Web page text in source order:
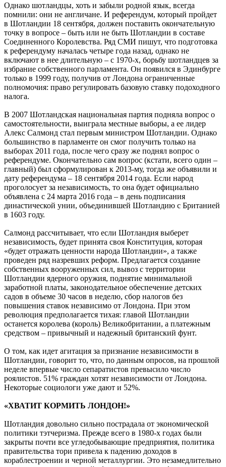
Однако шотландцы, хоть и забыли родной язык, всегда
помнили: они не англичане. И референдум, который пройдет
в Шотландии 18 сентября, должен поставить окончательную
точку в вопросе – быть или не быть Шотландии в составе
Соединенного Королевства. Ряд СМИ пишут, что подготовка
к референдуму началась четыре года назад, однако не
включают в нее длительную – с 1970-х, борьбу шотландцев за
избрание собственного парламента. Он появился в Эдинбурге
только в 1999 году, получив от Лондона ограниченные
полномочия: право регулировать базовую ставку подоходного
налога.
В 2007 Шотландская национальная партия подняла вопрос о
самостоятельности, выиграла местные выборы, а ее лидер
Алекс Салмонд стал первым министром Шотландии. Однако
большинство в парламенте он смог получить только на
выборах 2011 года, после чего сразу же поднял вопрос о
референдуме. Окончательно сам вопрос (кстати, всего один –
главный) был сформулирован к 2013-му, тогда же объявили и
дату референдума – 18 сентября 2014 года. Если народ
проголосует за независимость, то она будет официально
объявлена с 24 марта 2016 года – в день подписания
династической унии, объединившей Шотландию с Британией
в 1603 году.
Салмонд рассчитывает, что если Шотландия выберет
независимость, будет принята своя Конституция, которая
«будет отражать ценности народа Шотландии», а также
проведен ряд назревших реформ. Предлагается создание
собственных вооруженных сил, вывоз с территории
Шотландии ядерного оружия, поднятие минимальной
заработной платы, законодательное обеспечение детских
садов в объеме 30 часов в неделю, сбор налогов без
повышения ставок независимо от Лондона. При этом
революция предполагается тихая: главой Шотландии
останется королева (король) Великобритании, а платежным
средством – привычный и надежный британский фунт.
О том, как идет агитация за признание независимости в
Шотландии, говорит то, что, по данным опросов, на прошлой
неделе впервые число сепаратистов превысило число
роялистов. 51% граждан хотят независимости от Лондона.
Некоторые социологи уже дают и 52%.
«ХВАТИТ КОРМИТЬ ЛОНДОН!»
Шотландия довольно сильно пострадала от экономической
политики тэтчеризма. Прежде всего в 1980-х годах были
закрыты почти все угледобывающие предприятия, политика
правительства тори привела к падению доходов в
кораблестроении и черной металлургии. Это незамедлительно